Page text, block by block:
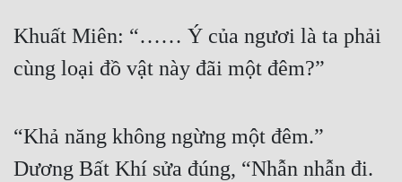
Khuất Miên: “…… Ý của ngươi là ta phải
cùng loại đồ vật này đãi một đêm?”
“Khả năng không ngừng một đêm.”
Dương Bất Khí sửa đúng, “Nhẫn nhẫn đi.